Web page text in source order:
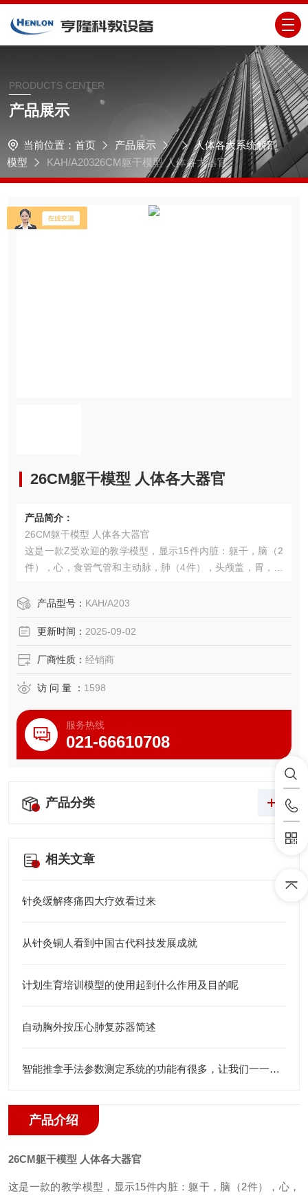
PRODUCTS CENTER
产品展示
当前位置： 首页 产品展示
人体各大系统解剖
模型
KAH/A20326CM躯干模型 人体各大器官
26CM躯干模型 人体各大器官
产品简介：
26CM躯干模型 人体各大器官
这是一款Z受欢迎的教学模型，显示15件内脏：躯干，脑（2
件），心，食管气管和主动脉，肺（4件），头颅盖，胃，横
寸：26 CM。
产品型号： KAH/A203
更新时间： 2025-09-02
厂商性质： 经销商
访 问 量 ： 1598
服务热线
021-66610708
产品分类
相关文章
针灸缓解疼痛四大疗效看过来
从针灸铜人看到中国古代科技发展成就
计划生育培训模型的使用起到什么作用及目的呢
自动胸外按压心肺复苏器简述
智能推拿手法参数测定系统的功能有很多，让我们一一了解下吧
产品介绍
26CM躯干模型 人体各大器官
这是一款的教学模型，显示15件内脏：躯干，脑（2件），心，